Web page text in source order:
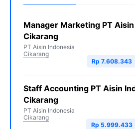
Manager Marketing PT
Cikarang
PT Aisin Indonesia
Cikarang
Rp 7.608.343
Staff Accounting PT Aisin
Cikarang
PT Aisin Indonesia
Cikarang
Rp 5.999.433